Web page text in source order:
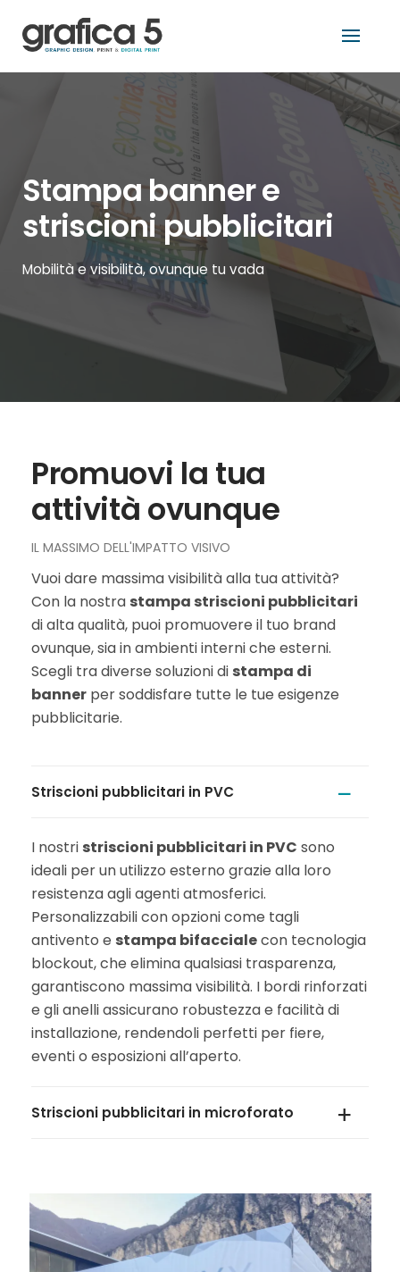
content
Stampa banner e
striscioni pubblicitari
Mobilità e visibilità, ovunque tu vada
Promuovi la tua
attività ovunque
IL MASSIMO DELL'IMPATTO VISIVO
Vuoi dare massima visibilità alla tua attività?
Con la nostra stampa striscioni pubblicitari
di alta qualità, puoi promuovere il tuo brand
ovunque, sia in ambienti interni che esterni.
Scegli tra diverse soluzioni di stampa di
banner per soddisfare tutte le tue esigenze
pubblicitarie.
Striscioni pubblicitari in PVC
I nostri striscioni pubblicitari in PVC sono
ideali per un utilizzo esterno grazie alla loro
resistenza agli agenti atmosferici.
Personalizzabili con opzioni come tagli
antivento e stampa bifaccialecon tecnologia
blockout, che elimina qualsiasi trasparenza,
garantiscono massima visibilità. I bordi rinforzati
e gli anelli assicurano robustezza e facilità di
installazione, rendendoli perfetti per fiere,
eventi o esposizioni all’aperto.
Striscioni pubblicitari in microforato
vento, i nostristriscioni in microforatosono
l’ideale. Realizzati con un materiale robusto e
dotati di piccole fessure che permettono il
passaggio dell’aria, garantiscono una maggiore